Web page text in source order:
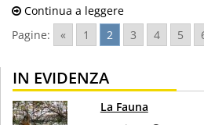
Continua a leggere
Pagine:
« 1 2 3 4 5
IN EVIDENZA
La Fauna